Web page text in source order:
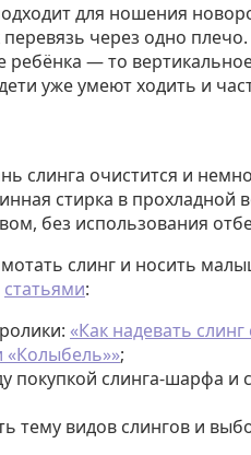
для ношения
перевязь через одно
— то
уже умеют ходить и
слинга очистится и
стирка в прохладной
без использования
слинг и носить
статьями:
«Как надевать
«Колыбель»»;
покупкой слинга-шарфа и
тему видов слингов и